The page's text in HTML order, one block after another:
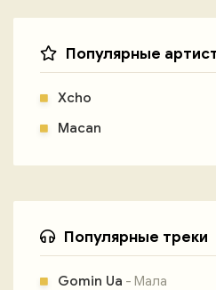
Популярные
Xcho
Macan
Популярные треки
Gomin Ua - Мала